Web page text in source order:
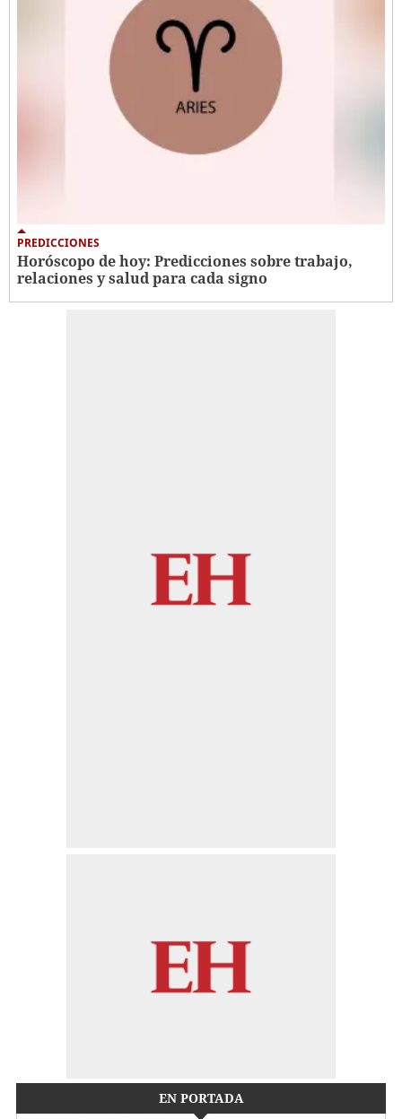
PREDICCIONES
Horóscopo de hoy: Predicciones sobre trabajo,
relaciones y salud para cada signo
EN PORTADA